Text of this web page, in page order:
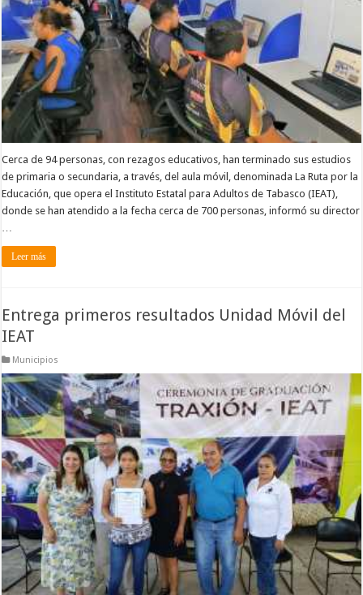
Cerca de 94 personas, con rezagos educativos, han terminado sus estudios
de primaria o secundaria, a través, del aula móvil, denominada La Ruta por la
Educación, que opera el Instituto Estatal para Adultos de Tabasco (IEAT),
donde se han atendido a la fecha cerca de 700 personas, informó su director
…
Leer más
Entrega primeros resultados Unidad Móvil del
IEAT
Municipios